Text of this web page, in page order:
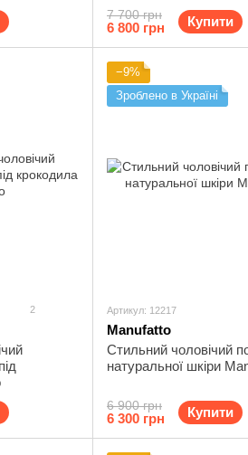
7 700 грн
6 800 грн Купити
2
−9%
Зроблено в Україні
Артикул: 12217
Manufatto
Стильний чоловічий
натуральної шкіри
6 900 грн
6 300 грн Купити